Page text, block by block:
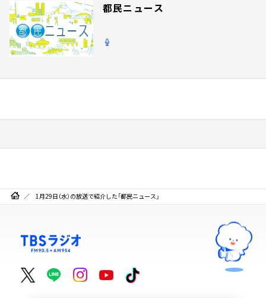
都民ニュース
1月29日（水）の放送で紹介した「都民ニュース」